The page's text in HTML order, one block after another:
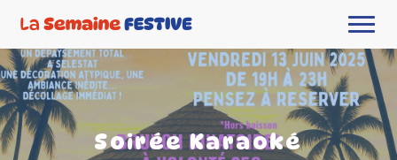
Soirée Karaoké